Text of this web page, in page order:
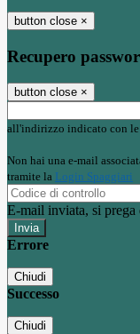
button close ×
Recupero
button close ×
all'indirizzo indicato con le
Non hai una e-mail
tramite la Login Spaggiari
E-mail inviata, si prega
Errore
Chiudi
Successo
Chiudi